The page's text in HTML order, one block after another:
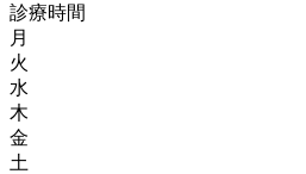
診療時間
月
火
水
木
金
土